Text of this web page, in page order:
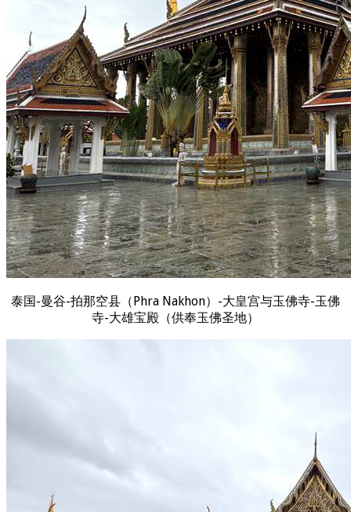
泰国-曼谷-拍那空县（Phra Nakhon）-大皇宫与玉佛寺-玉佛
寺-大雄宝殿（供奉玉佛圣地）